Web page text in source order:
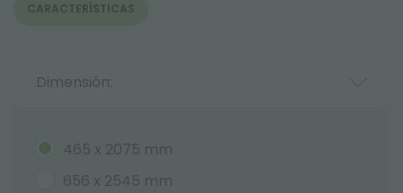
CARACTERÍSTICAS
Dimensión:
465 x 2075 mm
656 x 2545 mm